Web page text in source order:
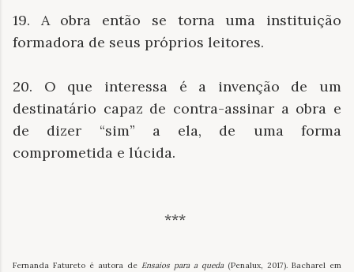
19. A obra então se torna uma instituição
formadora de seus próprios leitores.
20. O que interessa é a invenção de um
destinatário capaz de contra-assinar a obra e
de dizer “sim” a ela, de uma forma
comprometida e lúcida.
***
Fernanda Fatureto é autora de Ensaios para a queda (Penalux, 2017). Bacharel em